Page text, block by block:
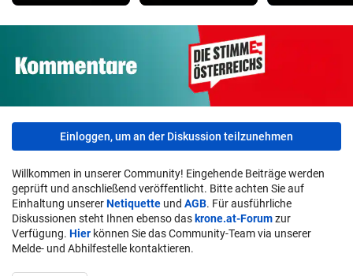
Einloggen, um an der Diskussion teilzunehmen
Willkommen in unserer Community! Eingehende Beiträge werden
geprüft und anschließend veröffentlicht. Bitte achten Sie auf
Einhaltung unsererNetiquette und AGB. Für ausführliche
Diskussionen steht Ihnen ebenso das krone.at-Forumzur
Verfügung. Hier können Sie das Community-Team via unserer
Melde- und Abhilfestelle kontaktieren.